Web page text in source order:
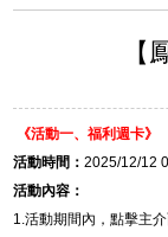
【
《活動一、福利週卡》
活動時間：2025/12/12
活動內容：
1.活動期間內，點擊主